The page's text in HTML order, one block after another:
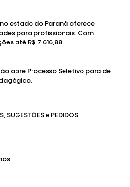
estado do Paraná oferece
para profissionais. Com
até R$ 7.616,88
abre Processo Seletivo para de
SUGESTÕES e PEDIDOS